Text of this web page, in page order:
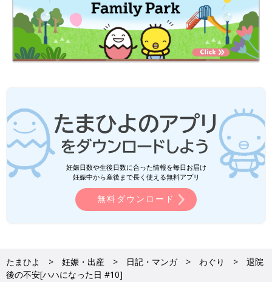
妊娠日数や生後日数に合った情報を毎日お届け
妊娠中から産後まで長く使える無料アプリ
無料ダウンロード
たまひよ 妊娠・出産 日記・マンガ わぐり
退院
後の不安[ハハになった日 #10]